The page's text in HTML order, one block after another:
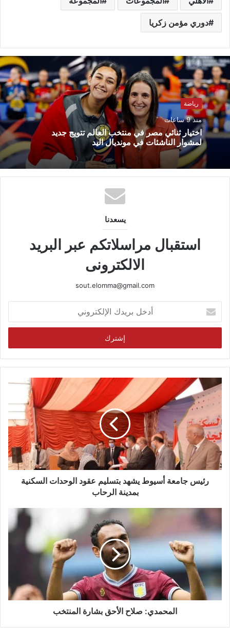
دوري مؤمن زكريا
رياضة
منذ 9 ساعات
اختيار ثنائي مصر في منتخب العالم تتويج جديد
لمشوار الناشئات في مونديال اليد
يسعدنا
استقبال مراسلاتكم عبر البريد
الالكترونى
sout.elomma@gmail.com
بريدك
الإلكتروني
رئيس جامعة أسيوط يشهد بتسليم عقود الوحدات السكنية
بمدينة الرحاب
المحمدي: صلاح الأحق بشارة المنتخب